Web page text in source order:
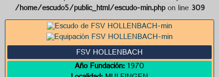
/home/escudo5/public_html/escudo-min.phpon line309
FSV HOLLENBACH
Año Fundación:1970